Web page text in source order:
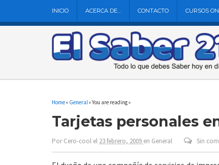
INICIO ACERCA DE… CONTACTO CURSOS
Home» General» You are reading »
Tarjetas personales
PorCero-cool el 23 febrero, 2009 en General Sin